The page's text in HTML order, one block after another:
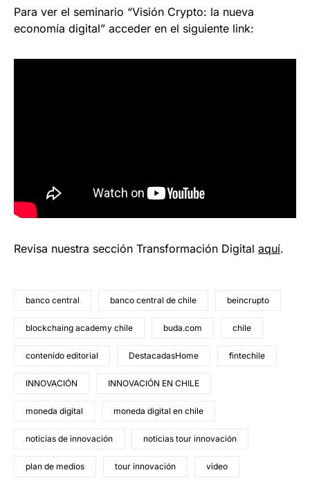
Para ver el seminario “Visión Crypto: la nueva
economía digital” acceder en el siguiente link:
Revisa nuestra sección Transformación Digital aquí.
banco central banco central de chile beincrupto
blockchaing academy chile buda.com chile
contenido editorial DestacadasHome fintechile
INNOVACIÓN INNOVACIÓN EN CHILE
moneda digital moneda digital en chile
noticias de innovación noticias tour innovación
plan de medios tour innovación video